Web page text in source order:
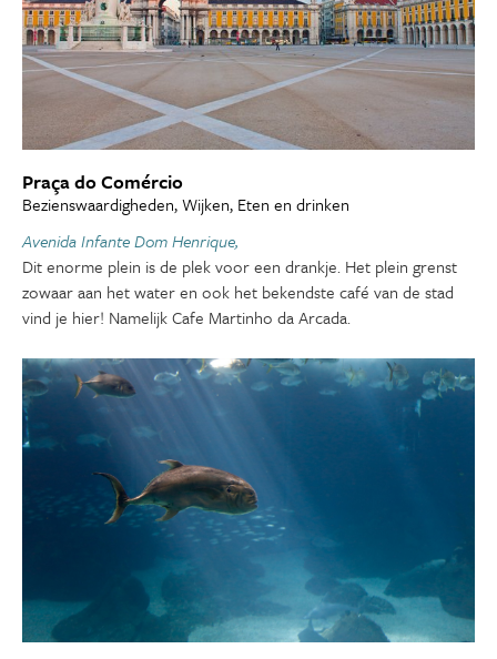
Praça do Comércio
Bezienswaardigheden, Wijken, Eten en drinken
Avenida Infante Dom Henrique,
Dit enorme plein is de plek voor een drankje. Het plein grenst
zowaar aan het water en ook het bekendste café van de stad
vind je hier! Namelijk Cafe Martinho da Arcada.